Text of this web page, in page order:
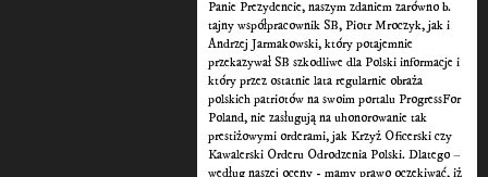
Panie Prezydencie, naszym zdaniem zarówno b.
tajny współpracownik SB, Piotr Mroczyk, jak i
Andrzej Jarmakowski, który potajemnie
przekazywał SB szkodliwe dla Polski informacje i
który przez ostatnie lata regularnie obraża
polskich patriotów na swoim portalu ProgressFor
Poland, nie zasługują na uhonorowanie tak
prestiżowymi orderami, jak Krzyż Oficerski czy
Kawalerski Orderu Odrodzenia Polski. Dlatego –
według naszej oceny - mamy prawo oczekiwać, iż